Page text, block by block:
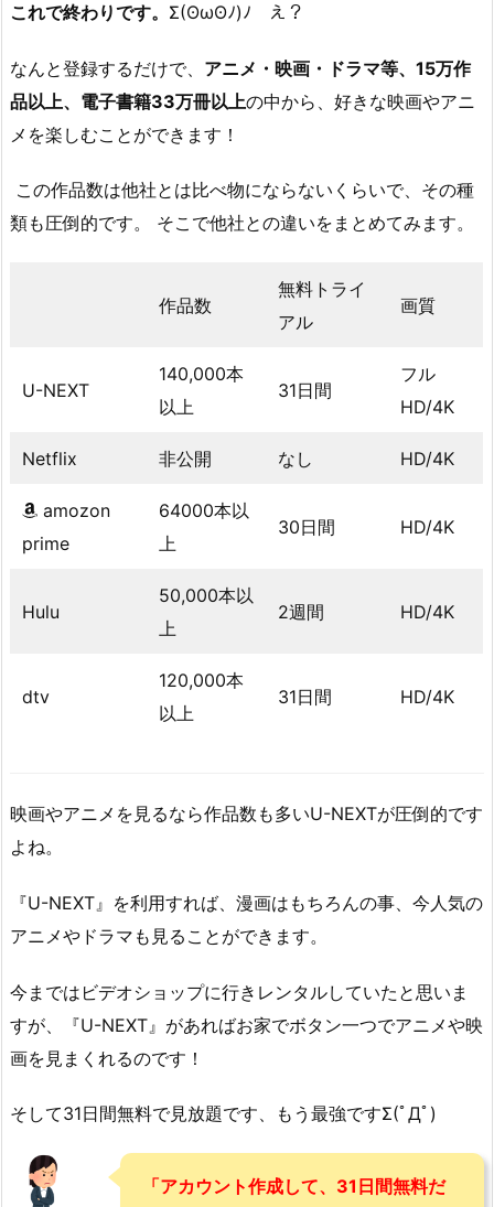
これで終わりです。 Σ(ʘωʘﾉ)ﾉ え？
なんと登録するだけで、 アニメ・映画・ドラマ等、15万作
品以上、電子書籍33万冊以上の中から、好きな映画やアニ
メを楽しむことができます！
この作品数は他社とは比べ物にならないくらいで、その種
類も圧倒的です。 そこで他社との違いをまとめてみます。
作品数
無料トライ
アル
画質
U-NEXT
140,000本
以上
31日間
フル
HD/4K
Netflix 非公開 なし HD/4K
amozon
prime
64000本以
上
30日間 HD/4K
Hulu
50,000本以
上
2週間 HD/4K
dtv
120,000本
以上
31日間 HD/4K
映画やアニメを見るなら作品数も多いU-NEXTが圧倒的です
よね。
『U-NEXT』を利用すれば、漫画はもちろんの事、今人気の
アニメやドラマも見ることができます。
今まではビデオショップに行きレンタルしていたと思いま
すが、『U-NEXT』があればお家でボタン一つでアニメや映
画を見まくれるのです！
そして31日間無料で見放題です、もう最強ですΣ(ﾟДﾟ)
「アカウント作成して、31日間無料だ